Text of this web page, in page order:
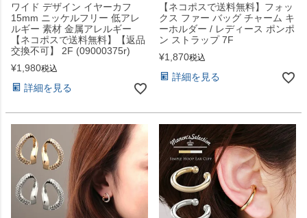
ワイド デザイン イヤーカフ
15mm ニッケルフリー 低アレ
ルギー 素材 金属アレルギー
【ネコポスで送料無料】【返品
交換不可】 2F (09000375r)
¥1,980税込
詳細を見る
【ネコポスで送料無料】フォッ
クス ファー バッグ チャーム キ
ーホルダー / レディース ポンポ
ン ストラップ 7F
¥1,870税込
詳細を見る